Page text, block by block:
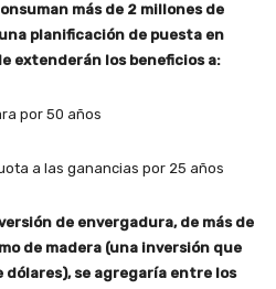
más de 2 millones de
planificación de puesta en
extenderán los beneficios a:
por 50 años
a las ganancias por 25 años
de envergadura, de más de
de madera (una inversión que
dólares), se agregaría entre los